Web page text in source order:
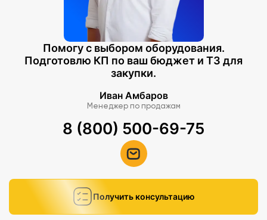
Помогу с выбором оборудования.
Подготовлю КП по ваш бюджет и ТЗ для
закупки.
Иван Амбаров
Менеджер по продажам
8 (800) 500-69-75
Получить консультацию